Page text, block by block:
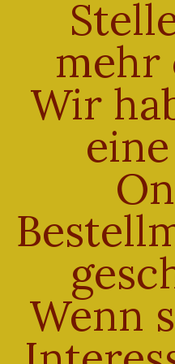
Holzofenbrot 750g
Enthält 7% Mehrwertsteuer
zzgl.
Versand
Lieferzeit: sofort lieferbar
mehr
Wir
Wenn